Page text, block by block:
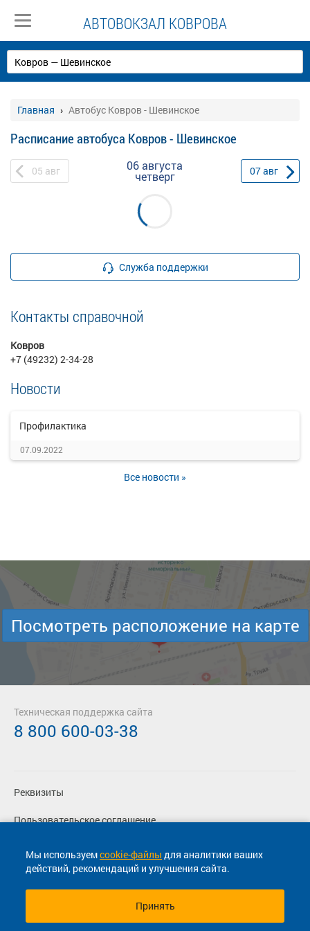
АВТОВОКЗАЛ КОВРОВА
Главная Автобус Ковров - Шевинское
Расписание автобуса Ковров - Шевинское
05 авг 06 августа
четверг 07авг
Служба поддержки
Контакты справочной
Ковров
+7 (49232) 2-34-28
Новости
Профилактика
07.09.2022
Все новости »
Мы используемcookie-файлы для аналитики ваших
действий, рекомендаций и улучшения сайта.
Принять
Посмотреть расположение на карте
Реквизиты
Пользовательское соглашение
Политика конфиденциальности
Согласие на маркетинговые сообщения
Техническая поддержка сайта
8 800 600-03-38
© 2013-2026, ООО "Капитал"- Онлайн сервис продажи